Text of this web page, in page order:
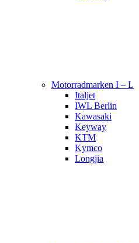
Motorradmarken I – L
Italjet
IWL Berlin
Kawasaki
Keyway
KTM
Kymco
Longjia